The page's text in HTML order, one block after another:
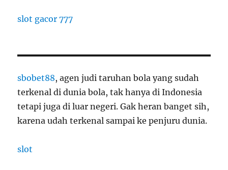
slot gacor 777
sbobet88, agen judi taruhan bola yang sudah
terkenal di dunia bola, tak hanya di Indonesia
tetapi juga di luar negeri. Gak heran banget sih,
karena udah terkenal sampai ke penjuru dunia.
slot